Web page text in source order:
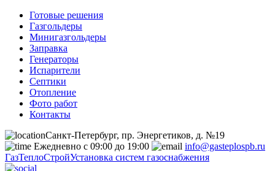
Готовые решения
Газгольдеры
Минигазгольдеры
Заправка
Генераторы
Испарители
Септики
Отопление
Фото работ
Контакты
Санкт-Петербург, пр. Энергетиков, д. №19
Ежедневно с 09:00 до 19:00
info@gasteplospb.ru
ГазТеплоСтройУстановка систем газоснабжения